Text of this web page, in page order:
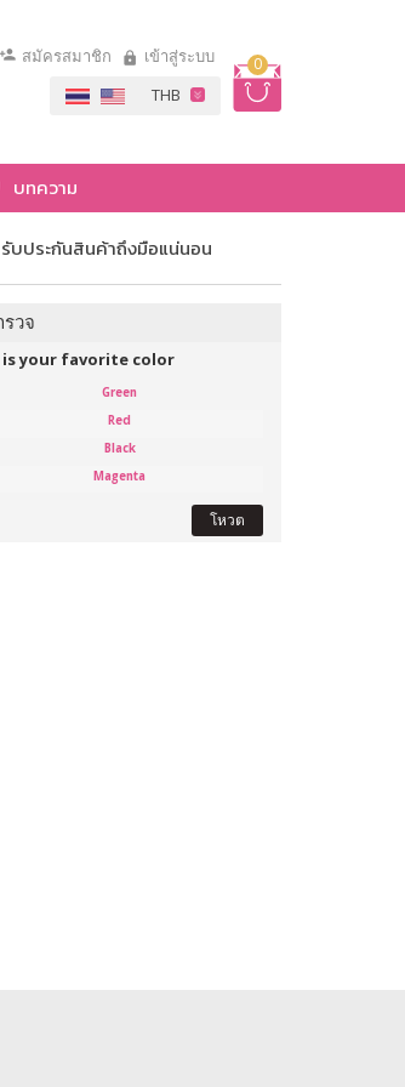
0
สมัครสมาชิก เข้าสู่ระบบ
บทความ
รับประกันสินค้าถึงมือแน่นอน
วจ
your favorite color
Green
Red
Black
Magenta
โหวต